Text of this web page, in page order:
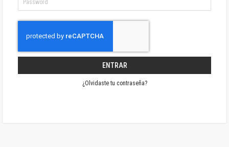
ENTRAR
¿Olvidaste tu contraseña?